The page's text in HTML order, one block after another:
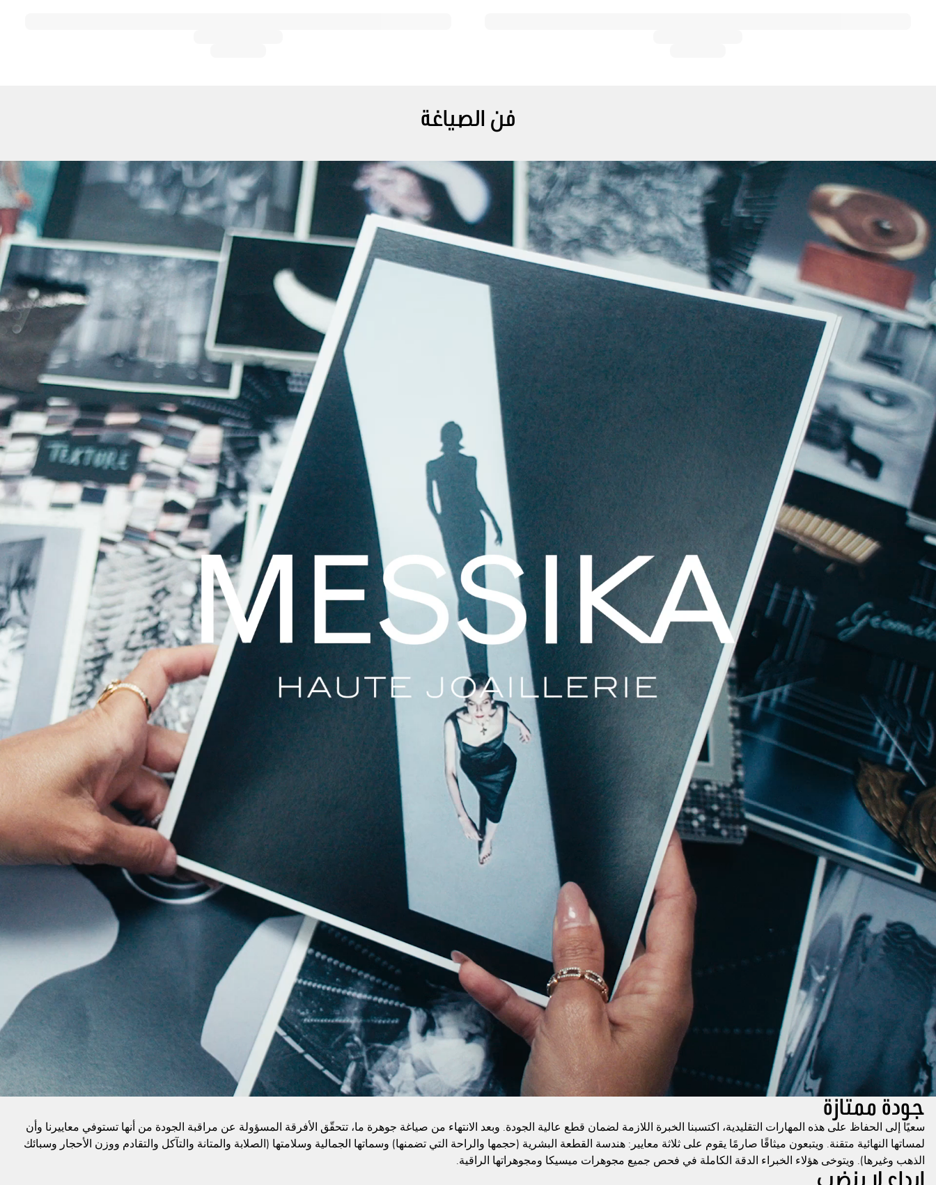
فن الصياغة
جودة ممتازة
سعيًا إلى الحفاظ على هذه المهارات التقليدية، اكتسبنا الخبرة اللازمة لضمان قطع عالية الجودة. وبعد الانتهاء من صياغة جوهرة ما، تتحقّق الأفرقة المسؤولة عن مراقبة الجودة من أنها تستوفي معاييرنا وأن
لمساتها النهائية متقنة. ويتبعون ميثاقًا صارمًا يقوم على ثلاثة معايير: هندسة القطعة البشرية (حجمها والراحة التي تضمنها) وسماتها الجمالية وسلامتها (الصلابة والمتانة والتآكل والتقادم ووزن الأحجار وسبائك
الذهب وغيرها). ويتوخى هؤلاء الخبراء الدقة الكاملة في فحص جميع مجوهرات ميسيكا ومجوهراتها الراقية.